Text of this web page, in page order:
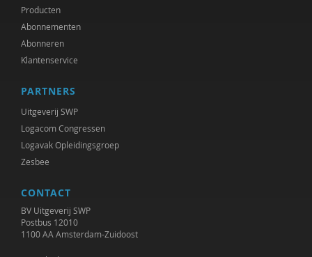
Producten
Abonnementen
Abonneren
Klantenservice
PARTNERS
Uitgeverij SWP
Logacom Congressen
Logavak Opleidingsgroep
Zesbee
CONTACT
BV Uitgeverij SWP
Postbus 12010
1100 AA Amsterdam-Zuidoost